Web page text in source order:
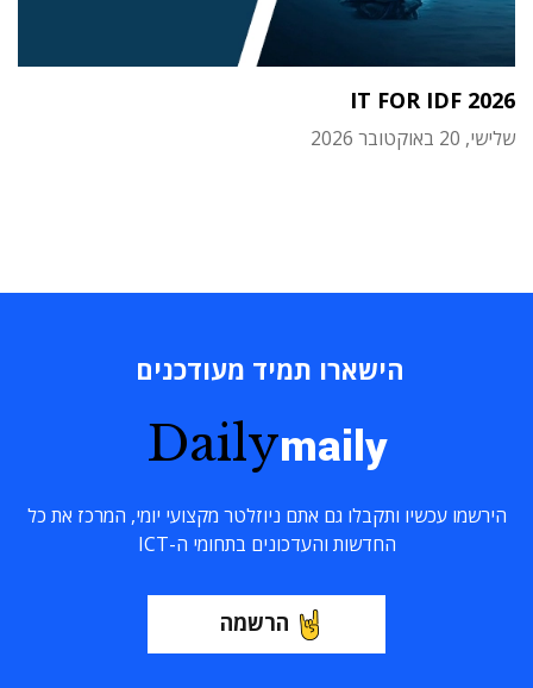
IT FOR IDF 2026
שלישי, 20 באוקטובר 2026
הישארו תמיד מעודכנים
Dailymaily
הירשמו עכשיו ותקבלו גם אתם ניוזלטר מקצועי יומי, המרכז את כל
החדשות והעדכונים בתחומי ה-ICT
הרשמה